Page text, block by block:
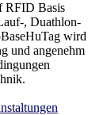
RFID Basis
, Duathlon-
wird
und angenehm